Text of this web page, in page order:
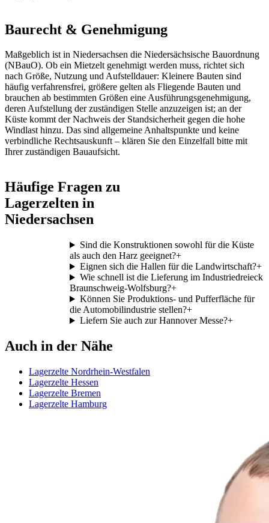
Baurecht & Genehmigung
Maßgeblich ist in Niedersachsen die Niedersächsische Bauordnung
(NBauO). Ob ein Mietzelt genehmigt werden muss, richtet sich
nach Größe, Nutzung und Aufstelldauer: Kleinere Bauten sind
häufig verfahrensfrei, größere gelten als Fliegende Bauten und
brauchen ab bestimmten Größen eine Ausführungsgenehmigung,
deren Aufstellung der zuständigen Stelle anzuzeigen ist; an der
Küste kommt der Nachweis der Standsicherheit gegen die hohe
Windlast hinzu. Das sind allgemeine Anhaltspunkte und keine
verbindliche Rechtsauskunft – klären Sie den Einzelfall bitte mit
Ihrer zuständigen Bauaufsicht.
Häufige Fragen zu
Lagerzelten in
Niedersachsen
Sind die Konstruktionen sowohl für die Küste
als auch den Harz geeignet?+
Eignen sich die Hallen für die Landwirtschaft?+
Wie schnell ist die Lieferung im Industriedreieck
Braunschweig-Wolfsburg?+
Können Sie Produktions- und Pufferfläche für
die Automobilindustrie stellen?+
Liefern Sie auch zur Hannover Messe?+
Auch in der Nähe
Lagerzelte Nordrhein-Westfalen
Lagerzelte Hessen
Lagerzelte Bremen
Lagerzelte Hamburg